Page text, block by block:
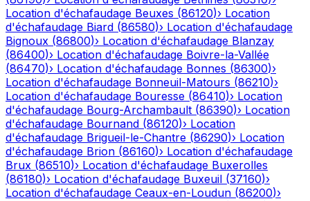
Location d'échafaudage Beuxes (86120)› Location
d'échafaudage Biard (86580)› Location d'échafaudage
Bignoux (86800)› Location d'échafaudage Blanzay
(86400)› Location d'échafaudage Boivre-la-Vallée
(86470)› Location d'échafaudage Bonnes (86300)›
Location d'échafaudage Bonneuil-Matours (86210)›
Location d'échafaudage Bouresse (86410)› Location
d'échafaudage Bourg-Archambault (86390)› Location
d'échafaudage Bournand (86120)› Location
d'échafaudage Brigueil-le-Chantre (86290)› Location
d'échafaudage Brion (86160)› Location d'échafaudage
Brux (86510)› Location d'échafaudage Buxerolles
(86180)› Location d'échafaudage Buxeuil (37160)›
Location d'échafaudage Ceaux-en-Loudun (86200)›